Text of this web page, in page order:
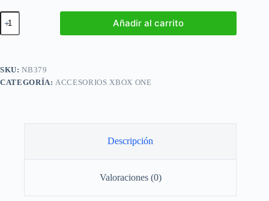
Base
de
Carga
Baterias
Joystick
cantidad
Añadir al carrito
SKU:NB379
CATEGORÍA: ACCESORIOS XBOX ONE
Descripción
Valoraciones (0)